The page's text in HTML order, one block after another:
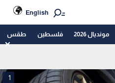
English
مونديال 2026 فلسطين طقس
1